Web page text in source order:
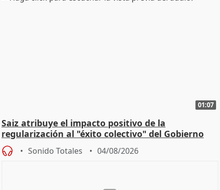
01:07
Saiz atribuye el impacto positivo de la
regularización al "éxito colectivo" del Gobierno
Sonido Totales 04/08/2026